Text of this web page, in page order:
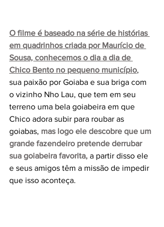
O filme é baseado na série de histórias
em quadrinhos criada por Maurício de
Sousa, conhecemos o dia a dia de
Chico Bento no pequeno município,
sua paixão por Goiaba e sua briga com
o vizinho Nho Lau, que tem em seu
terreno uma bela goiabeira em que
Chico adora subir para roubar as
goiabas, mas logo ele descobre que um
grande fazendeiro pretende derrubar
sua goiabeira favorita, a partir disso ele
e seus amigos têm a missão de impedir
que isso aconteça.